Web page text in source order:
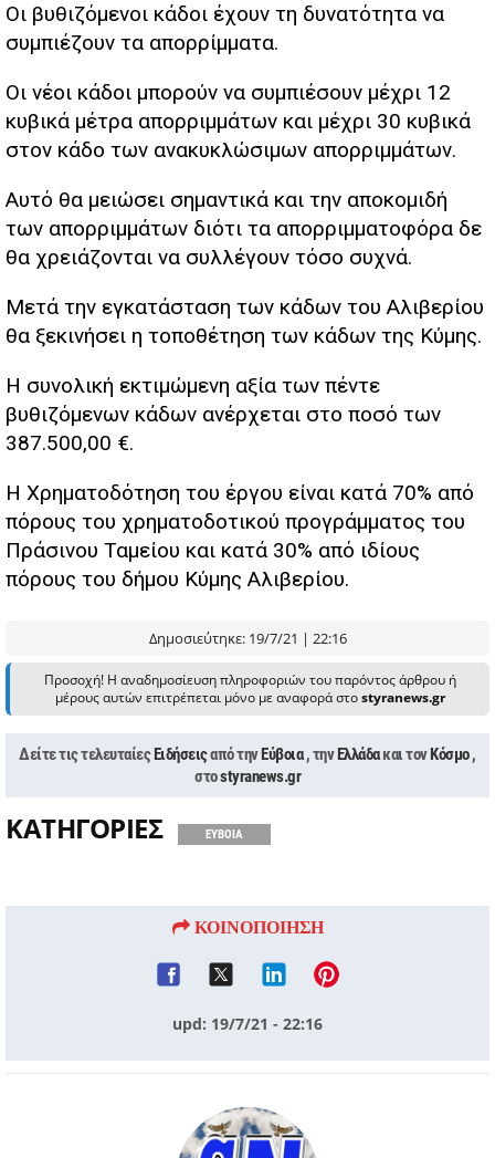
Οι βυθιζόμενοι κάδοι έχουν τη δυνατότητα να
συμπιέζουν τα απορρίμματα.
Οι νέοι κάδοι μπορούν να συμπιέσουν μέχρι 12
κυβικά μέτρα απορριμμάτων και μέχρι 30 κυβικά
στον κάδο των ανακυκλώσιμων απορριμμάτων.
Αυτό θα μειώσει σημαντικά και την αποκομιδή
των απορριμμάτων διότι τα απορριμματοφόρα δε
θα χρειάζονται να συλλέγουν τόσο συχνά.
Μετά την εγκατάσταση των κάδων του Αλιβερίου
θα ξεκινήσει η τοποθέτηση των κάδων της Κύμης.
Η συνολική εκτιμώμενη αξία των πέντε
βυθιζόμενων κάδων ανέρχεται στο ποσό των
387.500,00 €.
Η Χρηματοδότηση του έργου είναι κατά 70% από
πόρους του χρηματοδοτικού προγράμματος του
Πράσινου Ταμείου και κατά 30% από ιδίους
πόρους του δήμου Κύμης Αλιβερίου.
Δημοσιεύτηκε: 19/7/21 | 22:16
Προσοχή! Η αναδημοσίευση πληροφοριών του παρόντος άρθρου ή
μέρους αυτών επιτρέπεται μόνο με αναφορά στοstyranews.gr
Δείτε τις τελευταίες Ειδήσειςαπό την Εύβοια , την Ελλάδακαι τον Κόσμο,
στοstyranews.gr
ΚΑΤΗΓΟΡΙΕΣ ΕΥΒΟΙΑ
ΚΟΙΝΟΠΟΙΗΣΗ
upd: 19/7/21 - 22:16